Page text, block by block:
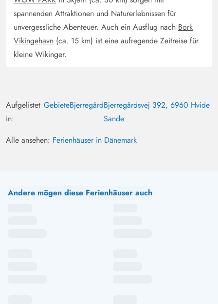
spannenden Attraktionen und Naturerlebnissen für
unvergessliche Abenteuer. Auch ein Ausflug nach Bork
Vikingehavn (ca. 15 km) ist eine aufregende Zeitreise für
kleine Wikinger.
Aufgelistet
in:
GebieteBjerregårdBjerregårdsvej 392, 6960 Hvide
Sande
Alle ansehen: Ferienhäuser in Dänemark
Andere mögen diese Ferienhäuser auch